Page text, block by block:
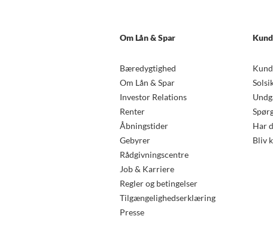
Om Lån & Spar
Bæredygtighed
Om Lån & Spar
Investor Relations
Renter
Åbningstider
Gebyrer
Rådgivningscentre
Job & Karriere
Regler og betingelser
Tilgængelighedserklæring
Presse
Har
Bliv